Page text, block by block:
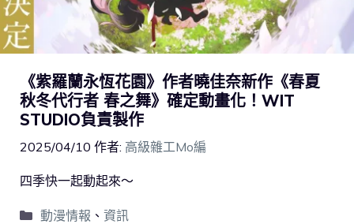
《紫羅蘭永恆花園》作者曉佳奈新作《春夏
秋冬代行者 春之舞》確定動畫化！WIT
STUDIO負責製作
2025/04/10 作者: 高級雜工Mo編
四季快一起動起來～
動漫情報 、 資訊